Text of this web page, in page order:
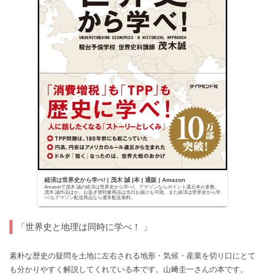
経済は世界史から学べ! | 茂木 誠 |本 | 通販 | Amazon
Amazonで茂木 誠の経済は世界史から学べ!。アマゾンならポイント還元本が多数。
茂木 誠作品ほか、お急ぎ便対象商品は当日お届けも可能。また経済は世界史から学
べ!もアマゾン配送商品なら通常配送無料。
「世界史と地理は同時に学べ！ 」
素朴な歴史の疑問を土地に左右される地形・気候・産業を切り口にとて
も分かりやすく解説してくれている本です。山﨑圭一さんの本です。